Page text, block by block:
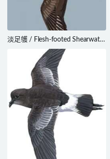
淡足鹱 / Flesh-footed Shearwater
/ Ardenna carneipes